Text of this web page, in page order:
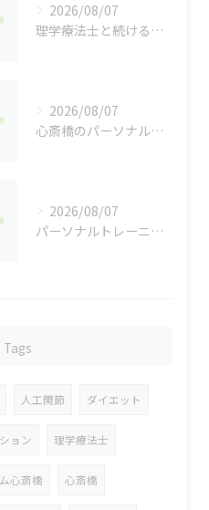
2026/08/07
理学療法士と続ける個別パーソナルトレーニングの魅力
2026/08/07
心斎橋のパーソナルジムで実感するダイエット効果
2026/08/07
パーソナルトレーニングで健康を重視し心斎橋駅周辺で安心して続けるためのジム選び完全ガイド
Tags
人工関節 ダイエット
ョン 理学療法士
心斎橋 心斎橋